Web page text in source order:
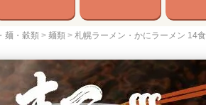
麺・穀類 麺類 札幌ラーメン・かにラーメン 14食